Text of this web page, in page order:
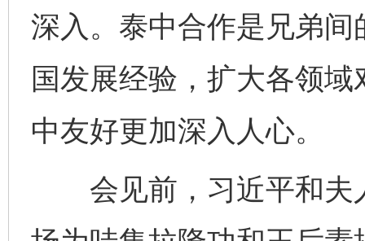
深入。泰中合作是兄弟
国发展经验，扩大各领
中友好更加深入人心。
会见前，习近平和夫